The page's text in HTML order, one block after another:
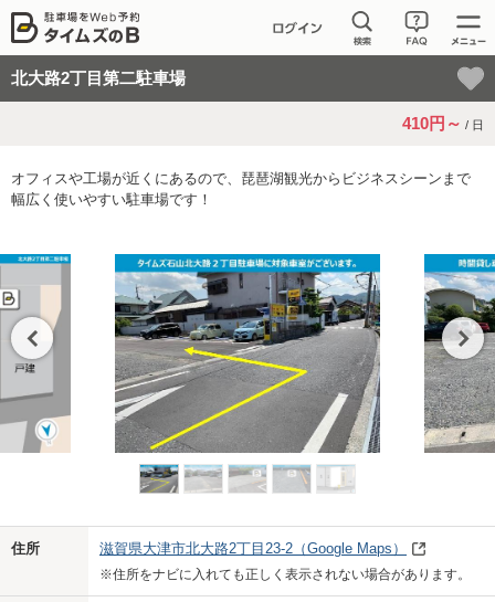
北大路2丁目第二駐車場
410円～ / 日
オフィスや工場が近くにあるので、琵琶湖観光からビジネスシーンまで
幅広く使いやすい駐車場です！
Previo
住所 滋賀県大津市北大路2丁目23-2 （Google Maps）
※住所をナビに入れても正しく表示されない場合があります。